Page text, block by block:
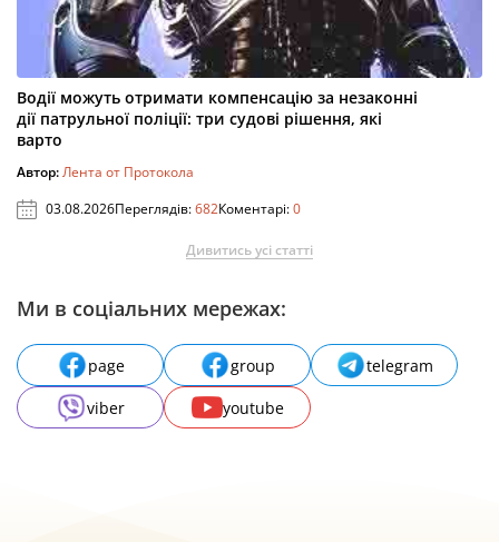
Водії можуть отримати компенсацію за незаконні
дії патрульної поліції: три судові рішення, які
варто
Автор:Лента от Протокола
03.08.2026Переглядів:682Коментарі:0
Дивитись усі статті
Ми в соціальних мережах:
page group
telegram
viber
youtube